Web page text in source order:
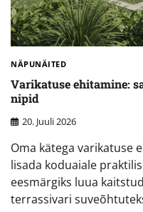
NÄPUNÄITED
Varikatuse ehitamine:
nipid
20. Juuli 2026
Oma kätega varikatuse
lisada koduaiale
eesmärgiks luua
terrassivari